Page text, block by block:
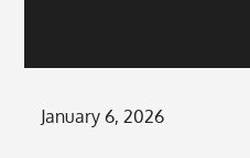
Posted
January 6, 2026